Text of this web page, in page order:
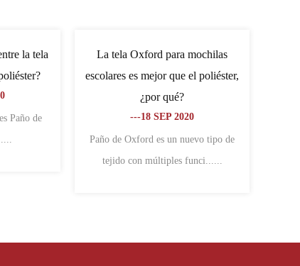
la diferencia entre la lona y
la tela Oxford?
entre la lona y la tela
son: diferentes caract......
Qué significa 600D en tela
de PVC?
La tela Oxford de PVC está
con pegamento que contiene pvc